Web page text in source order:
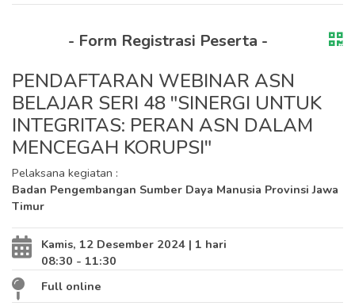
- Form Registrasi Peserta -
PENDAFTARAN WEBINAR ASN
BELAJAR SERI 48 "SINERGI UNTUK
INTEGRITAS: PERAN ASN DALAM
MENCEGAH KORUPSI"
Pelaksana kegiatan :
Badan Pengembangan Sumber Daya Manusia Provinsi Jawa
Timur
Kamis, 12 Desember 2024 | 1 hari
08:30 - 11:30
Full online